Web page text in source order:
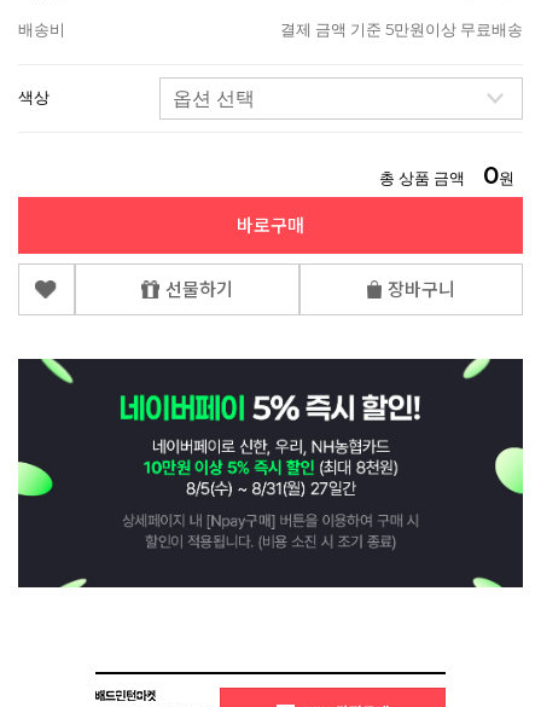
배송비 결제 금액 기준 5만원이상 무료배송
색상
총 상품 금액 0원
바로구매
선물하기 장바구니